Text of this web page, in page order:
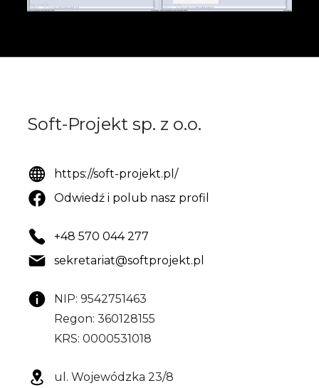
Soft-Projekt sp. z o.o.
https://soft-projekt.pl/
Odwiedź i polub nasz profil
+48 570 044 277
sekretariat@softprojekt.pl
NIP: 9542751463
Regon: 360128155
KRS: 0000531018
ul. Wojewódzka 23/8